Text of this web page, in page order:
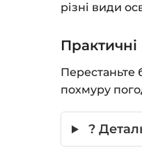
різні види
Перестаньте
похмуру
?